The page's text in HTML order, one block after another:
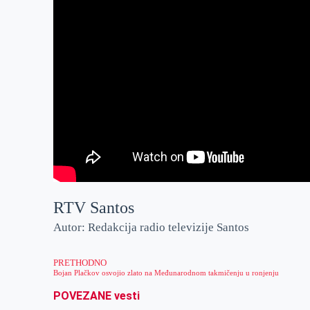
RTV Santos
Autor: Redakcija radio televizije Santos
PRETHODNO
Bojan Plačkov osvojio zlato na Međunarodnom takmičenju u ronjenju
POVEZANE vesti